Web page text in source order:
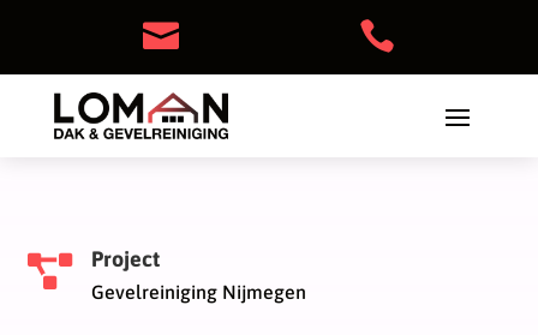
 
 Project
Gevelreiniging Nijmegen